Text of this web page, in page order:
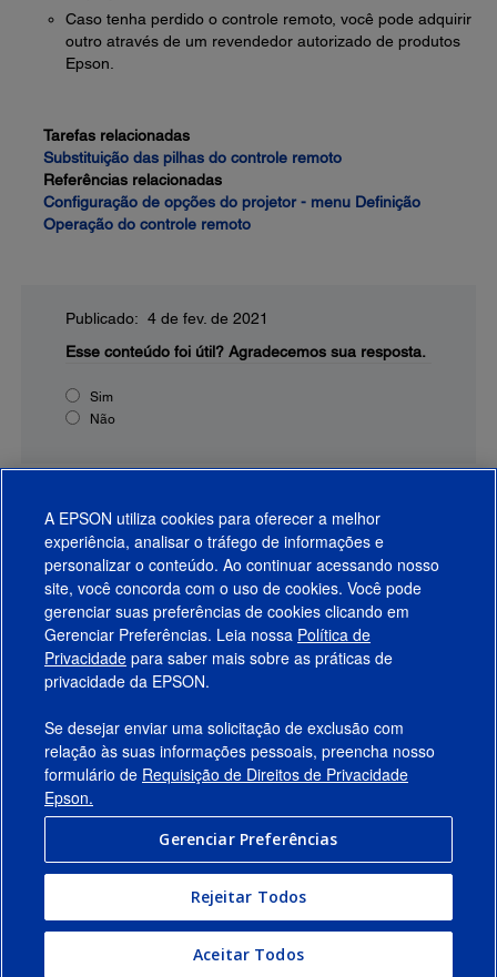
Caso tenha perdido o controle remoto, você pode adquirir
outro através de um revendedor autorizado de produtos
Epson.
Tarefas relacionadas
Substituição das pilhas do controle remoto
Referências relacionadas
Configuração de opções do projetor - menu Definição
Operação do controle remoto
Publicado: 4 de fev. de 2021
Esse conteúdo foi útil? Agradecemos sua resposta.
Sim
Não
Produtos
Suporte
Links Sugeridos
Empresa
Conecte-se com a Epson
Termos de Uso
A EPSON utiliza cookies para oferecer a melhor
experiência, analisar o tráfego de informações e
personalizar o conteúdo. Ao continuar acessando nosso
site, você concorda com o uso de cookies. Você pode
gerenciar suas preferências de cookies clicando em
Gerenciar Preferências. Leia nossa Política de
Privacidade para saber mais sobre as práticas de
privacidade da EPSON.
Se desejar enviar uma solicitação de exclusão com
relação às suas informações pessoais, preencha nosso
formulário de Requisição de Direitos de Privacidade
Epson.
Gerenciar Preferências
Rejeitar Todos
Aceitar Todos